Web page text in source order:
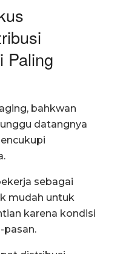
Paling
bahkwan
datangnya
sebagai
mudah untuk
karena kondisi
pasan.